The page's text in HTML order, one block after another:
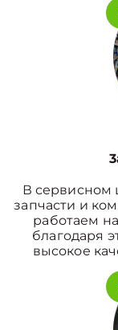
В сервисном
запчасти и
работаем
благодаря
высокое